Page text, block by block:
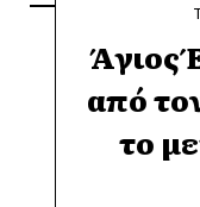
Άγιος
από
το